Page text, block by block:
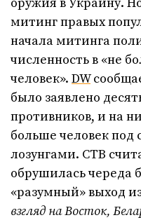
митинг правых
начала митинга
численность в «не
человек». DW
было заявлено
противников, и на
больше человек
лозунгами. СТВ
обрушилась череда
«разумный» выход
взгляд на Восток,